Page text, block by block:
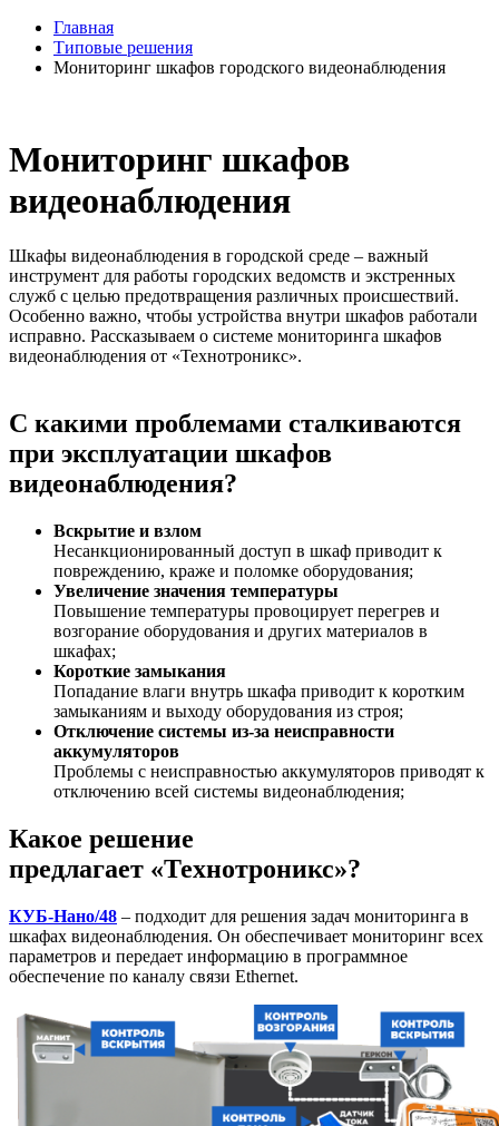
Главная
Типовые решения
Мониторинг шкафов городского видеонаблюдения
Мониторинг шкафов
видеонаблюдения
Шкафы видеонаблюдения в городской среде – важный
инструмент для работы городских ведомств и экстренных
служб с целью предотвращения различных происшествий.
Особенно важно, чтобы устройства внутри шкафов работали
исправно. Рассказываем о системе мониторинга шкафов
видеонаблюдения от «Технотроникс».
С какими проблемами сталкиваются
при эксплуатации шкафов
видеонаблюдения?
Вскрытие и взлом
Несанкционированный доступ в шкаф приводит к
повреждению, краже и поломке оборудования;
Увеличение значения температуры
Повышение температуры провоцирует перегрев и
возгорание оборудования и других материалов в
шкафах;
Короткие замыкания
Попадание влаги внутрь шкафа приводит к коротким
замыканиям и выходу оборудования из строя;
Отключение системы из-за неисправности
аккумуляторов
Проблемы с неисправностью аккумуляторов приводят к
отключению всей системы видеонаблюдения;
Какое решение
предлагает «Технотроникс»?
КУБ-Нано/48 – подходит для решения задач мониторинга в
шкафах видеонаблюдения. Он обеспечивает мониторинг всех
параметров и передает информацию в программное
обеспечение по каналу связи Ethernet.